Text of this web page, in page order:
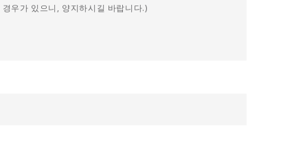
우가 있으니, 양지하시길 바랍니다.)